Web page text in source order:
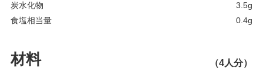
炭水化物
3.5g
食塩相当量
0.4g
材料 （4人分）